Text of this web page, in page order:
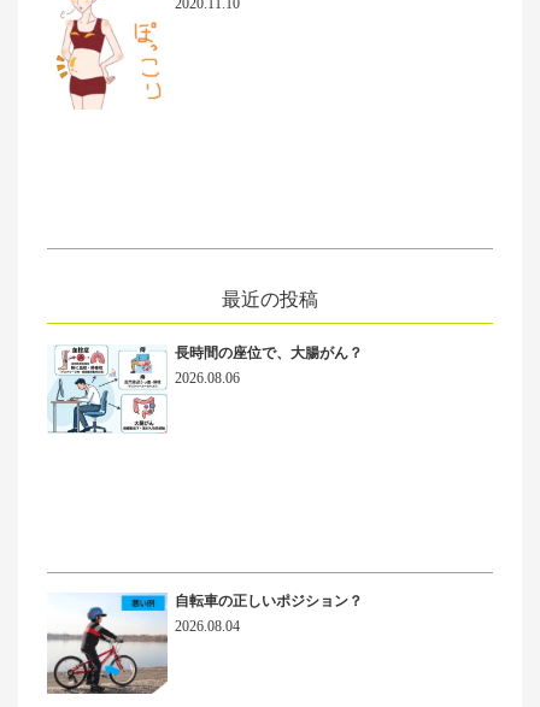
2020.11.10
最近の投稿
長時間の座位で、大腸がん？
2026.08.06
自転車の正しいポジション？
2026.08.04